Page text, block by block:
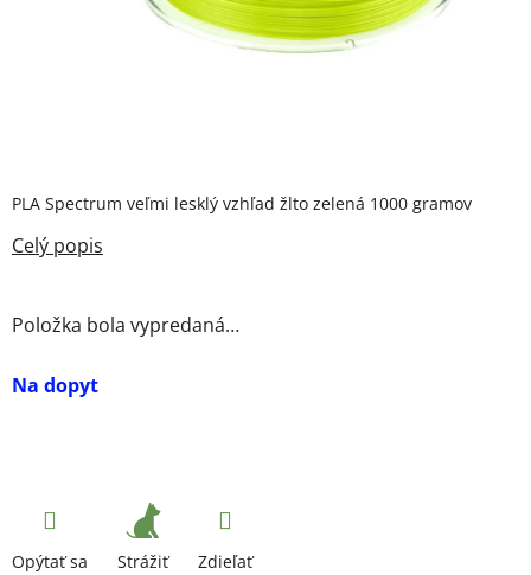
Na dopyt
Položka bola vypredaná…
PLA Spectrum veľmi lesklý vzhľad žlto zelená 1000 gramov
Opýtať sa Strážiť Zdieľať